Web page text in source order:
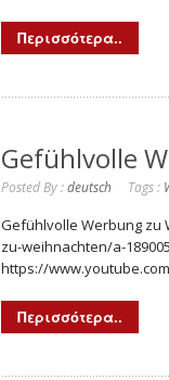
Περισσότερα..
Gefühlvolle
Posted By :deutsch Tags :
Gefühlvolle Werbung zu
zu-weihnachten/a-
https://
Περισσότερα..